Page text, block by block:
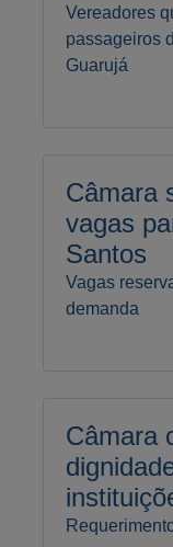
Vereadores
passageiros
Guarujá
Câmara
vagas
Santos
Vagas
demanda
Câmara